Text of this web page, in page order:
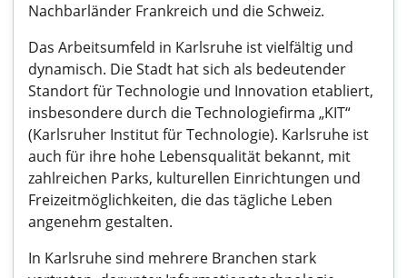
Nachbarländer Frankreich und die Schweiz.
Das Arbeitsumfeld in Karlsruhe ist vielfältig und
dynamisch. Die Stadt hat sich als bedeutender
Standort für Technologie und Innovation etabliert,
insbesondere durch die Technologiefirma „KIT“
(Karlsruher Institut für Technologie). Karlsruhe ist
auch für ihre hohe Lebensqualität bekannt, mit
zahlreichen Parks, kulturellen Einrichtungen und
Freizeitmöglichkeiten, die das tägliche Leben
angenehm gestalten.
In Karlsruhe sind mehrere Branchen stark